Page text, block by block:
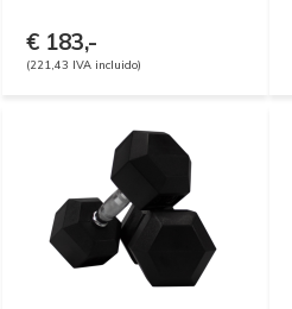
€ 183,-
(221,43 IVA incluido)